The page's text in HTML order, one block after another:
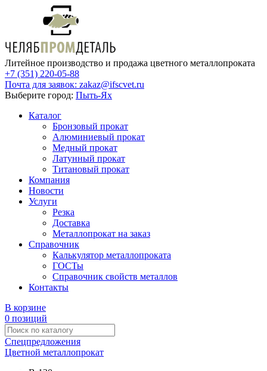
Литейное производство и продажа цветного металлопроката
+7 (351) 220-05-88
Почта для заявок: zakaz@ifscvet.ru
Выберите город: Пыть-Ях
Каталог
Бронзовый прокат
Алюминиевый прокат
Медный прокат
Латунный прокат
Титановый прокат
Компания
Новости
Услуги
Резка
Доставка
Металлопрокат на заказ
Справочник
Калькулятор металлопроката
ГОСТы
Справочник свойств металлов
Контакты
В корзине
0 позиций
Спецпредложения
Цветной металлопрокат